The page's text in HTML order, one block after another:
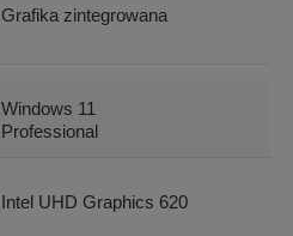
Grafika zintegrowana
Windows 11
Professional
Intel UHD Graphics 620